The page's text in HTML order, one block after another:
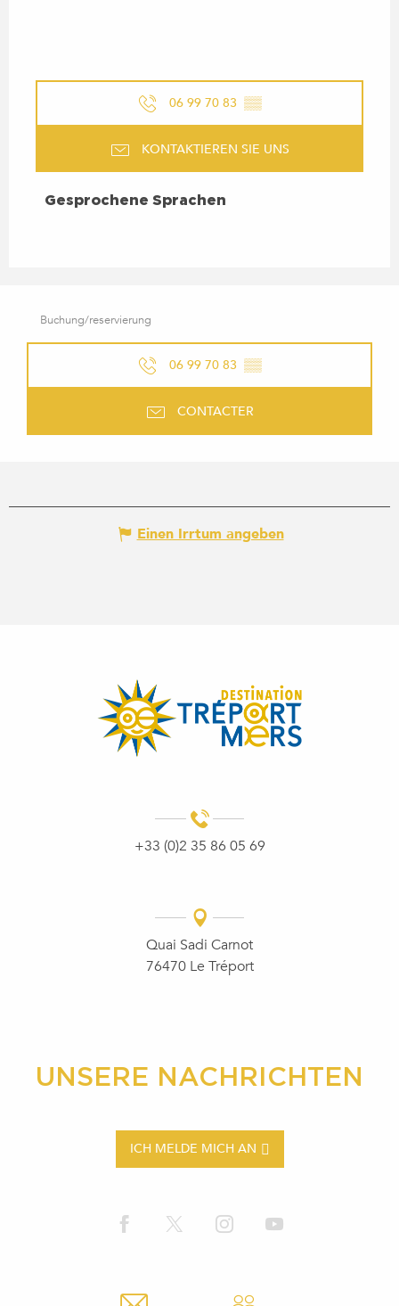
06 99 70 83 ▒▒
KONTAKTIEREN SIE UNS
GESPROCHENE SPRACHEN
Gesprochene Sprachen
Buchung/reservierung
06 99 70 83 ▒▒
CONTACTER
Einen Irrtum angeben
+33 (0)2 35 86 05 69
Quai Sadi Carnot
76470 Le Tréport
UNSERE NACHRICHTEN
ICH MELDE MICH AN